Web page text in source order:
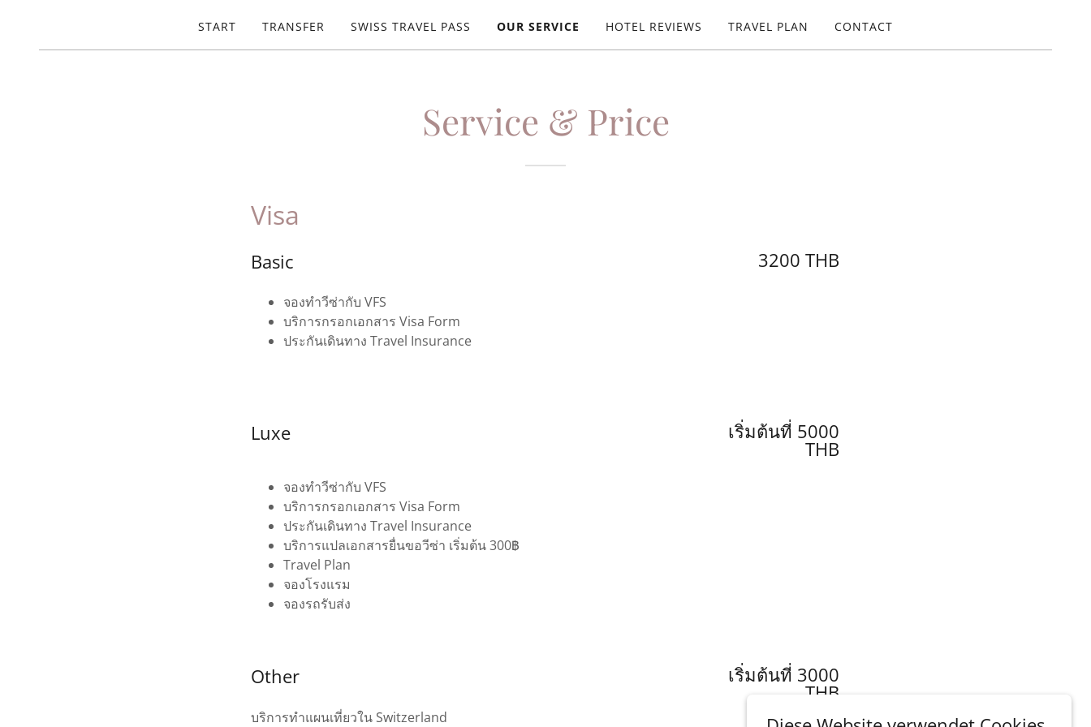
START TRANSFER SWISS TRAVEL PASS OUR SERVICE HOTEL REVIEWS TRAVEL PLAN CONTACT
Service & Price
Visa
Basic 3200 THB
จองทำวีซ่ากับ VFS
บริการกรอกเอกสาร Visa Form
ประกันเดินทาง Travel Insurance
Luxe เริ่มต้นที่ 5000
THB
จองทำวีซ่ากับ VFS
บริการกรอกเอกสาร Visa Form
ประกันเดินทาง Travel Insurance
บริการแปลเอกสารยื่นขอวีซ่า เริ่มต้น 300฿
Travel Plan
จองโรงแรม
จองรถรับส่ง
Other เริ่มต้นที่ 3000
THB
บริการทำแผนเที่ยวใน Switzerland